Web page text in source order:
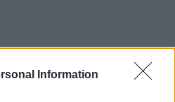
Information